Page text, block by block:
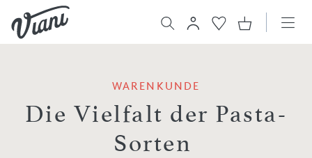
WARENKUNDE
Die Vielfalt der Pasta-
Sorten